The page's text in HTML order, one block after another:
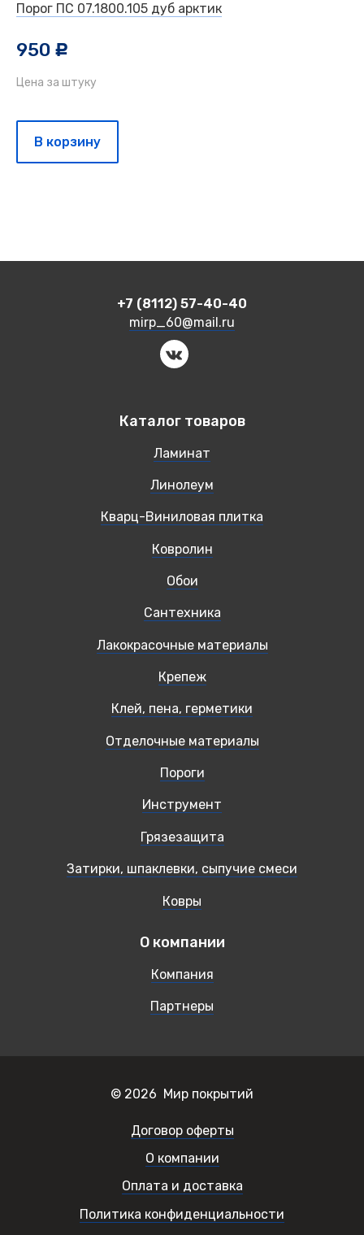
Порог ПС 07.1800.105 дуб арктик
950 c
Цена за штуку
В корзину
+7 (8112) 57-40-40
mirp_60@mail.ru
Каталог товаров
Ламинат
Линолеум
Кварц-Виниловая плитка
Ковролин
Обои
Сантехника
Лакокрасочные материалы
Крепеж
Клей, пена, герметики
Отделочные материалы
Пороги
Инструмент
Грязезащита
Затирки, шпаклевки, сыпучие смеси
Ковры
О компании
Компания
Партнеры
© 2026 Мир покрытий
Договор оферты
О компании
Оплата и доставка
Политика конфиденциальности